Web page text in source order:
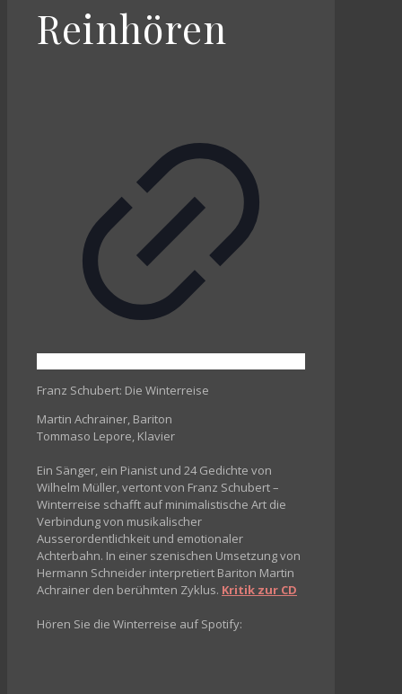
Reinhören
Franz Schubert: Die Winterreise
Martin Achrainer, Bariton
Tommaso Lepore, Klavier
Ein Sänger, ein Pianist und 24 Gedichte von
Wilhelm Müller, vertont von Franz Schubert –
Winterreise schafft auf minimalistische Art die
Verbindung von musikalischer
Ausserordentlichkeit und emotionaler
Achterbahn. In einer szenischen Umsetzung von
Hermann Schneider interpretiert Bariton Martin
Achrainer den berühmten Zyklus. Kritik zur CD
Hören Sie die Winterreise auf Spotify: